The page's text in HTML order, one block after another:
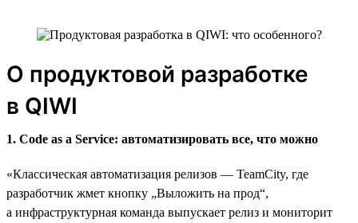
О продуктовой разработке
в QIWI
1. Code as a Service: автоматизировать все, что можно
«Классическая автоматизация релизов — TeamCity, где
разработчик жмет кнопку „Выложить на прод“,
а инфраструктурная команда выпускает релиз и мониторит